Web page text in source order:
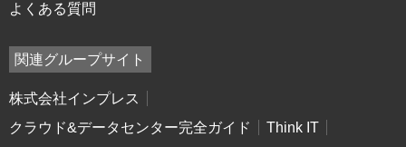
よくある質問
関連グループサイト
株式会社インプレス
クラウド&データセンター完全ガイド
Think IT